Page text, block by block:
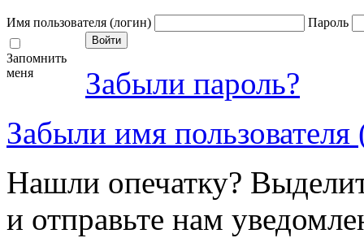
Имя пользователя (логин) Пароль
Запомнить
меня
Забыли пароль?
Забыли имя пользователя
Нашли опечатку?
и отправьте нам